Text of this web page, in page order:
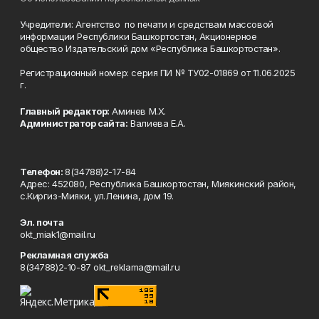
Учредители: Агентство по печати и средствам массовой
информации Республики Башкортостан, Акционерное
общество Издательский дом «Республика Башкортостан».
Регистрационный номер: серия ПИ № ТУ02-01869 от 11.06.2025
г.
Главный редактор: Аминев М.Х.
Администратор сайта: Валиева Е.А.
Телефон:8(34788)2-17-84
Адрес: 452080, Республика Башкортостан, Миякинский район,
с.Киргиз-Мияки, ул.Ленина, дом 19.
Эл. почта
okt_miak1@mail.ru
Рекламная служба
8(34788)2-10-87 okt_reklama@mail.ru